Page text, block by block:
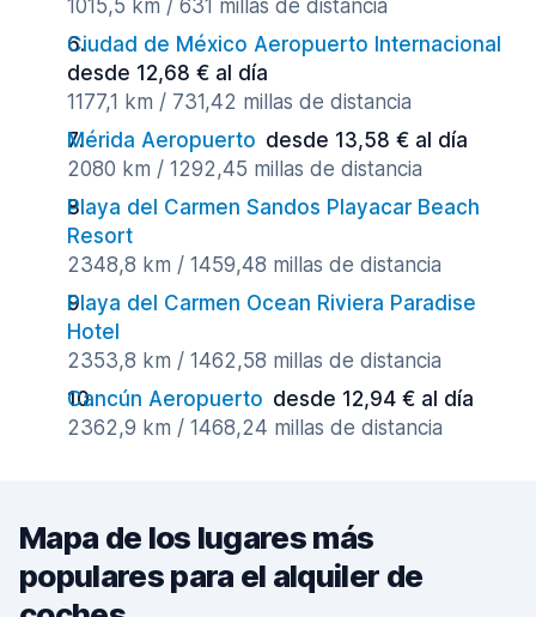
1015,5 km / 631 millas de distancia
Ciudad de México Aeropuerto Internacional
desde 12,68 € al día
1177,1 km / 731,42 millas de distancia
Mérida Aeropuerto desde 13,58 € al día
2080 km / 1292,45 millas de distancia
Playa del Carmen Sandos Playacar Beach
Resort
2348,8 km / 1459,48 millas de distancia
Playa del Carmen Ocean Riviera Paradise
Hotel
2353,8 km / 1462,58 millas de distancia
Cancún Aeropuerto desde 12,94 € al día
2362,9 km / 1468,24 millas de distancia
Mapa de los lugares más
populares para el alquiler de